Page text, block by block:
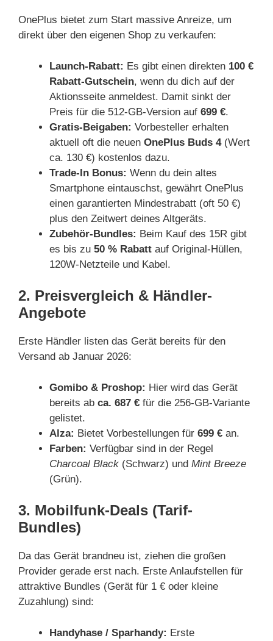
OnePlus bietet zum Start massive Anreize, um
direkt über den eigenen Shop zu verkaufen:
Launch-Rabatt: Es gibt einen direkten 100 €
Rabatt-Gutschein, wenn du dich auf der
Aktionsseite anmeldest. Damit sinkt der
Preis für die 512-GB-Version auf 699 €.
Gratis-Beigaben: Vorbesteller erhalten
aktuell oft die neuen OnePlus Buds 4(Wert
ca. 130 €) kostenlos dazu.
Trade-In Bonus: Wenn du dein altes
Smartphone eintauschst, gewährt OnePlus
einen garantierten Mindestrabatt (oft 50 €)
plus den Zeitwert deines Altgeräts.
Zubehör-Bundles: Beim Kauf des 15R gibt
es bis zu 50 % Rabatt auf Original-Hüllen,
120W-Netzteile und Kabel.
2. Preisvergleich & Händler-
Angebote
Erste Händler listen das Gerät bereits für den
Versand ab Januar 2026:
Gomibo & Proshop: Hier wird das Gerät
bereits ab ca. 687 € für die 256-GB-Variante
gelistet.
Alza: Bietet Vorbestellungen für 699 € an.
Farben: Verfügbar sind in der Regel
Charcoal Black (Schwarz) und Mint Breeze
(Grün).
3. Mobilfunk-Deals (Tarif-
Bundles)
Da das Gerät brandneu ist, ziehen die großen
Provider gerade erst nach. Erste Anlaufstellen für
attraktive Bundles (Gerät für 1 € oder kleine
Zuzahlung) sind:
Handyhase / Sparhandy: Erste